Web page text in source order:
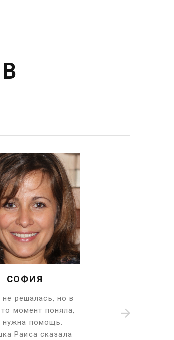
СОФИЯ
решалась, но в
момент поняла,
нужна помощь.
Раиса сказала
Случайно